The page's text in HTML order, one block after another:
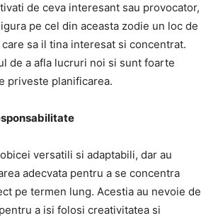
de ceva interesant sau provocator,
pe cel din aceasta zodie un loc de
sa il tina interesat si concentrat.
de a afla lucruri noi si sunt foarte
priveste planificarea.
versatili si adaptabili, dar au
adecvata pentru a se concentra
pe termen lung. Acestia au nevoie de
a isi folosi creativitatea si